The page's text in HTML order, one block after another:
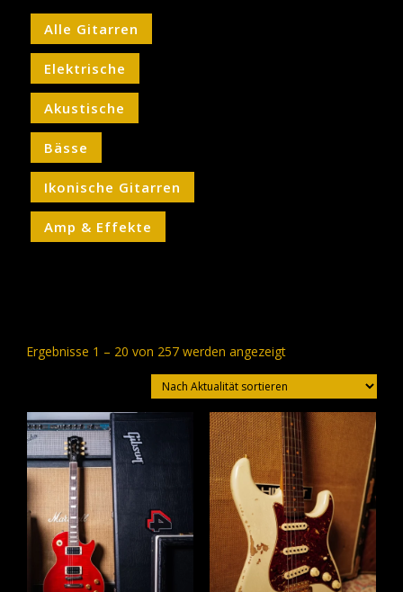
Alle Gitarren
Elektrische
Akustische
Bässe
Ikonische Gitarren
Amp & Effekte
Ergebnisse 1 – 20 von 257 werden angezeigtNach
Aktualität
sortiert